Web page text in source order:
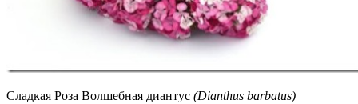
Сладкая Роза Волшебная диантус (Dianthus barbatus)